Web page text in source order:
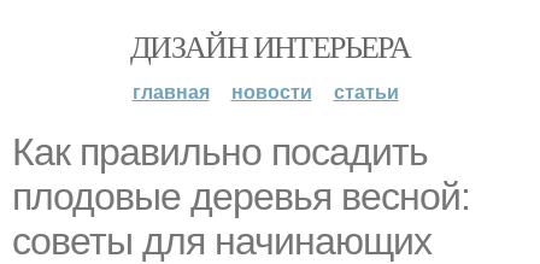
ДИЗАЙН ИНТЕРЬЕРА
главная новости статьи
Как правильно посадить
плодовые деревья весной:
советы для начинающих